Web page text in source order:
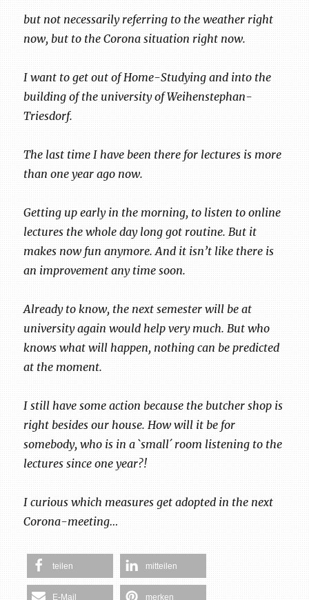
but not necessarily referring to the weather right
now, but to the Corona situation right now.
I want to get out of Home-Studying and into the
building of the university of Weihenstephan-
Triesdorf.
The last time I have been there for lectures is more
than one year ago now.
Getting up early in the morning, to listen to online
lectures the whole day long got routine. But it
makes now fun anymore. And it isn’t like there is
an improvement any time soon.
Already to know, the next semester will be at
university again would help very much. But who
knows what will happen, nothing can be predicted
at the moment.
I still have some action because the butcher shop is
right besides our house. How will it be for
somebody, who is in a `small´ room listening to the
lectures since one year?!
I curious which measures get adopted in the next
Corona-meeting…
teilen mitteilen
E-Mail merken